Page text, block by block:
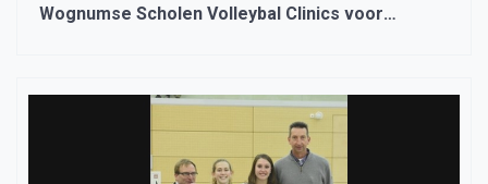
Wognumse Scholen Volleybal Clinics voor